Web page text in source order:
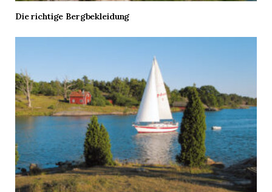
Die richtige Bergbekleidung